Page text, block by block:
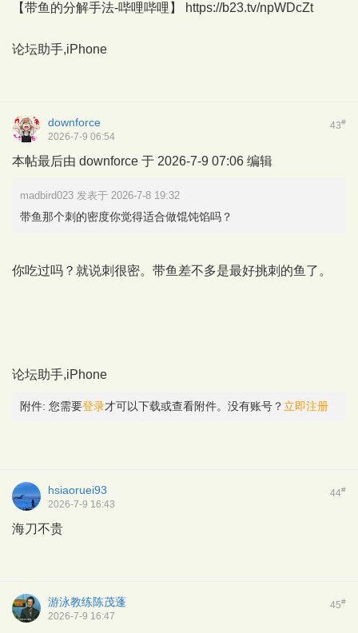
【带鱼的分解手法-哔哩哔哩】 https://b23.tv/npWDcZt
论坛助手,iPhone
43#
downforce
2026-7-9 06:54
本帖最后由 downforce 于 2026-7-9 07:06 编辑
madbird023 发表于 2026-7-8 19:32
带鱼那个刺的密度你觉得适合做馄饨馅吗？
你吃过吗？就说刺很密。带鱼差不多是最好挑刺的鱼了。
论坛助手,iPhone
附件: 您需要登录才可以下载或查看附件。没有账号？ 立即注册
44#
hsiaoruei93
2026-7-9 16:43
海刀不贵
45#
游泳教练陈茂蓬
2026-7-9 16:47